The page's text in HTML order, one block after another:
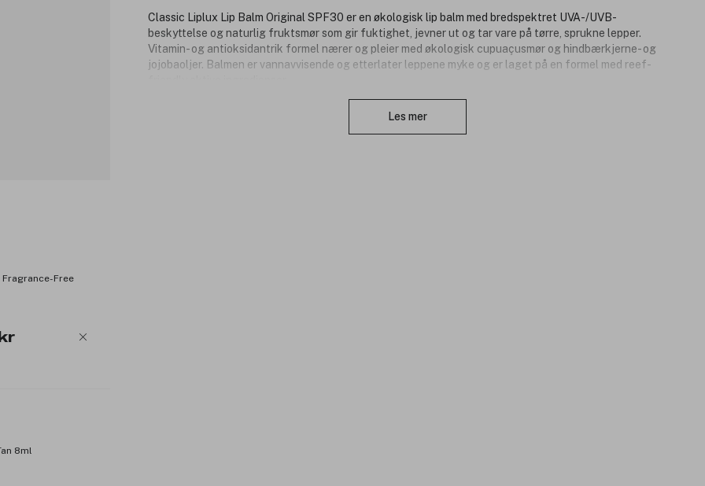
Classic Liplux Lip Balm Original SPF30 er en økologisk lip balm med bredspektret UVA-/UVB-
beskyttelse og naturlig fruktsmør som gir fuktighet, jevner ut og tar vare på tørre, sprukne lepper.
Vitamin- og antioksidantrik formel nærer og pleier med økologisk cupuaçusmør og hindbærkjerne- og
jojobaoljer. Balmen er vannavvisende og etterlater leppene myke og er laget på en formel med reef-
Rik på vitaminer og antioksidanter.
Les mer
Free
8ml